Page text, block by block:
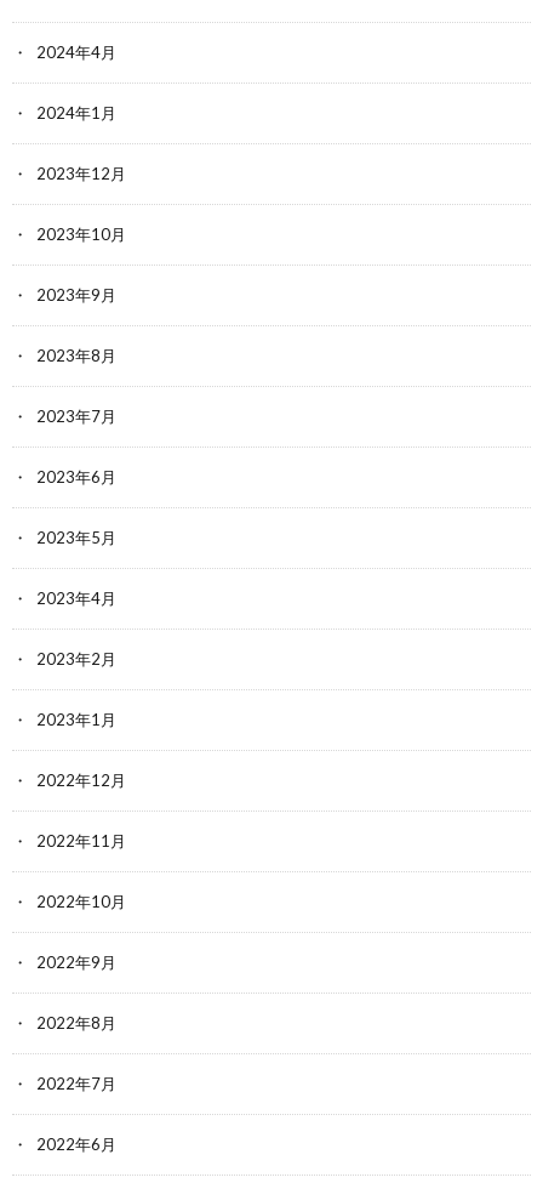
2024年4月
2024年1月
2023年12月
2023年10月
2023年9月
2023年8月
2023年7月
2023年6月
2023年5月
2023年4月
2023年2月
2023年1月
2022年12月
2022年11月
2022年10月
2022年9月
2022年8月
2022年7月
2022年6月